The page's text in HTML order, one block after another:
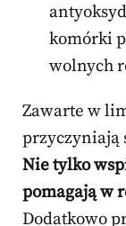
komórki
wolnych
Zawarte w
przyczyniają
Nie tylko
pomagają w
Dodatkowo